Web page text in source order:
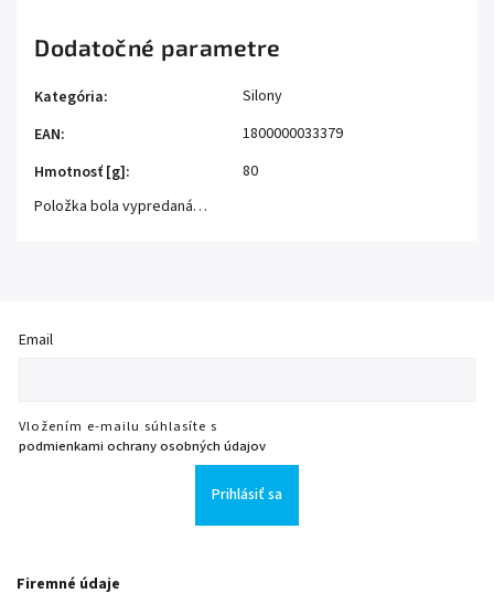
Dodatočné parametre
Kategória:
Silony
EAN:
1800000033379
Hmotnosť [g]:
80
Položka bola vypredaná…
Email
Vložením e-mailu súhlasíte s
podmienkami ochrany osobných údajov
Prihlásiť sa
Firemné údaje